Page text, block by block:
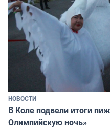
НОВОСТИ
В Коле подвели итоги
Олимпийскую ночь»